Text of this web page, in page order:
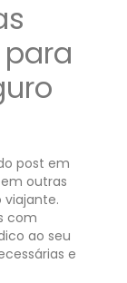
post em
outras
viajante.
com
ao seu
e